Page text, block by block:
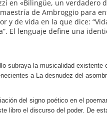
en «Bilingüe, un
de Ambroggio para
y de vida en la que dice:
El lenguaje define una
subraya la musicalidad
a La desnudez del
del signo poético en el
libro el discurso del poder. De